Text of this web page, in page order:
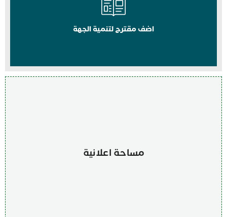
اضف مقترح لتنمية الجهة
مساحة اعلانية